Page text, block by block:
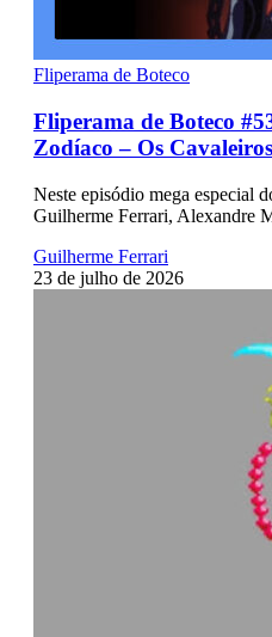
Fliperama de Boteco
Fliperama de Boteco
Zodíaco – Os
Neste episódio mega especial
Guilherme Ferrari, Alexandre
Guilherme Ferrari
23 de julho de 2026